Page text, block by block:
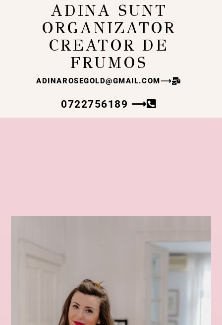
ADINA SUNT
ORGANIZATOR
CREATOR DE
FRUMOS
ADINAROSEGOLD@GMAIL.COM⟶
0722756189 ⟶